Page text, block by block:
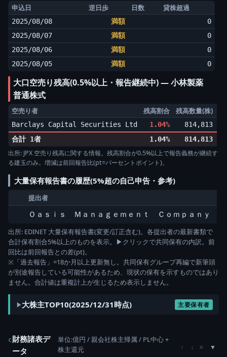
申込日 逆日歩 日数 貸株超過
2025/08/08 満額
0
2025/08/07
満額
0
2025/08/06
満額
0
2025/08/05
満額 0
大口空売り残高(0.5%以上・報告継続中) ― 小林製薬
普通株式
空売り者 残高割合 残高数量(株)
Barclays Capital Securities Ltd 1.04% 814,813
合計 1者
1.04% 814,813
出所: JPX 空売り残高に関する情報。残高割合が0.5%以上で報告義務が継続す
る建玉のみ。増減は前回報告比(pt=パーセントポイント)。
大量保有報告書の履歴(5%超の自己申告・参考)
提出者
Ｏａｓｉｓ Ｍａｎａｇｅｍｅｎｔ Ｃｏｍｐａｎｙ Ｌ
出所: EDINET 大量保有報告書(変更/訂正含む)。各提出者の最新書類で
合計保有割合5%以上のものを表示。▶クリックで共同保有の内訳。前
回比は前回報告との差(pt)。
※「過去報告」=18か月以上更新無し。共同保有グループ再編で新筆頭
が別途報告している可能性があるため、現状の保有を示すものではあり
ません。合計値は重複計上が生じるため表示しません。
大株主TOP10(2025/12/31時点) 主要保有者
c財務諸表デ
ータ
単位:億円 / 親会社株主帰属 / PL中心 +
株主還元
↑ ↓ ×